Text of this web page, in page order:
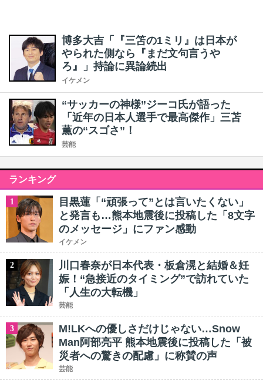
博多大吉「『三笘の1ミリ』は日本が
やられた側なら『まだ文句言うや
ろ』」持論に異論続出
イケメン
“サッカーの神様”ジーコ氏が語った
「近年の日本人選手で最高傑作」三苫
薫の“スゴさ”！
芸能
ランキング
1
目黒蓮「“頑張って”とは言いたくない」
と発言も…熊本地震後に投稿した「8文字
のメッセージ」にファン感動
イケメン
2
川口春奈が日本代表・板倉滉と結婚＆妊
娠！“急接近のタイミング”で訪れていた
「人生の大転機」
芸能
3
M!LKへの優しさだけじゃない…Snow
Man阿部亮平 熊本地震後に投稿した「被
災者への驚きの配慮」に称賛の声
芸能